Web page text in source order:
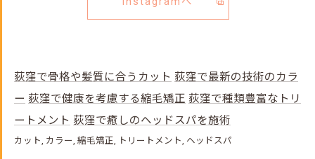
荻窪で骨格や髪質に合うカット 荻窪で最新の技術のカラ
ー 荻窪で健康を考慮する縮毛矯正 荻窪で種類豊富なトリ
ートメント 荻窪で癒しのヘッドスパを施術
カット カラー 縮毛矯正 トリートメント ヘッドスパ